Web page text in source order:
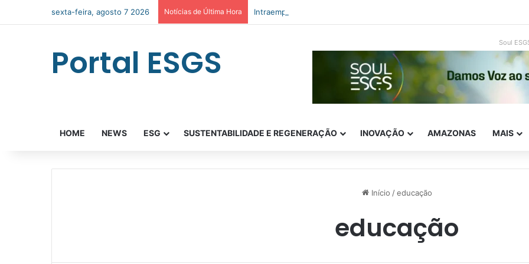
sexta-feira, agosto 7 2026 Notícias de Última Hora Intraempreendedorismo e ESG: como inovar com impacto real
Portal ESGS Soul
HOME NEWS ESG SUSTENTABILIDADE E REGENERAÇÃO INOVAÇÃO AMAZONAS MAIS
Início / educação
educação